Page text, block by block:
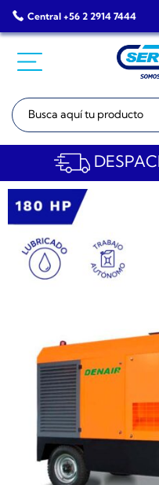
Saltar
al
Central +56 2 2914 7444
Buscar: